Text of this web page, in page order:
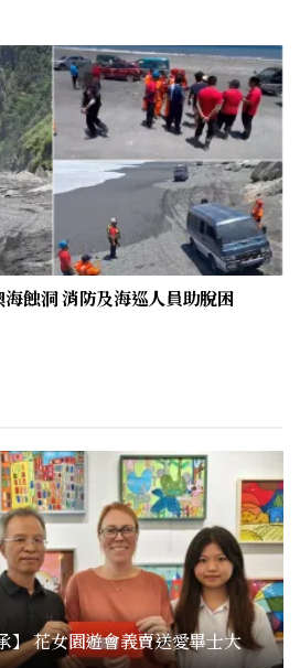
蝕洞 消防及海巡人員助脫困
】 花女園遊會義賣送愛畢士大